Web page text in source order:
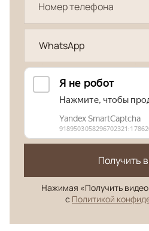
WhatsApp
Получить
Нажимая «Получить
с Политикой